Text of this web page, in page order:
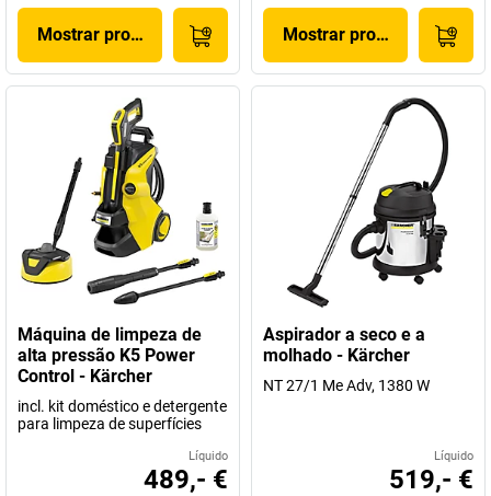
Mostrar produto Mostrar produto
Máquina de limpeza de
alta pressão K5 Power
Control - Kärcher
incl. kit doméstico e detergente
para limpeza de superfícies
Líquido
489,- €
Aspirador a seco e a
molhado - Kärcher
NT 27/1 Me Adv, 1380 W
Líquido
519,- €